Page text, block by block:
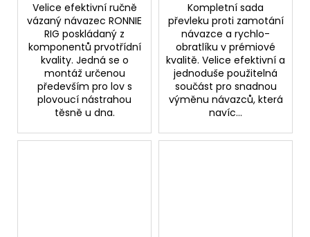
Velice efektivní ručně
vázaný návazec RONNIE
RIG poskládaný z
komponentů prvotřídní
kvality. Jedná se o
montáž určenou
především pro lov s
plovoucí nástrahou
těsně u dna.
Kompletní sada
převleku proti zamotání
návazce a rychlo-
obratlíku v prémiové
kvalitě. Velice efektivní a
jednoduše použitelná
součást pro snadnou
výměnu návazců, která
navíc...